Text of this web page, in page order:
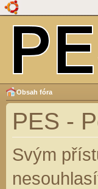
Obsah fóra
PES -
Svým